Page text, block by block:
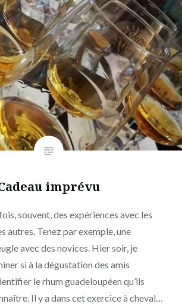
imprévu
souvent, des expériences avec les
autres. Tenez par exemple, une
avec des novices. Hier soir, je
si à la dégustation des amis
le rhum guadeloupéen qu’ils
Il y a dans cet exercice à cheval…